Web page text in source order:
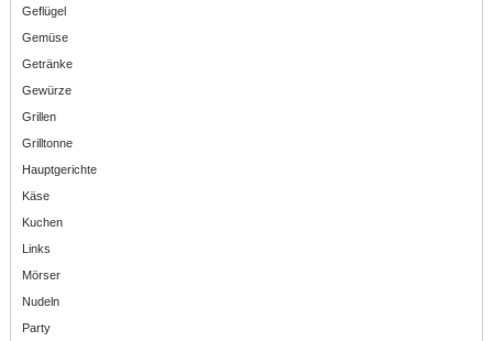
Geflügel
Gemüse
Getränke
Gewürze
Grillen
Grilltonne
Hauptgerichte
Käse
Kuchen
Links
Mörser
Nudeln
Party